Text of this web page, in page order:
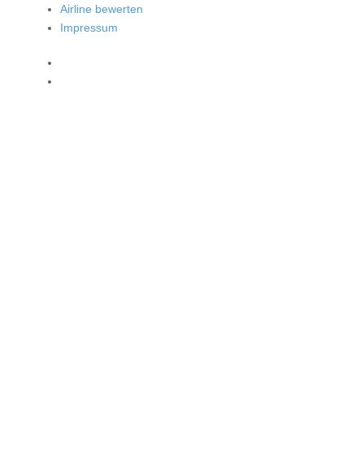
Airline bewerten
Impressum